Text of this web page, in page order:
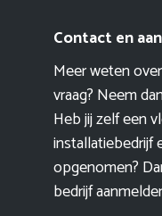
Contact en
Meer weten
vraag? Neem
Heb jij zelf een
installatiebedrijf
opgenomen?
bedrijf